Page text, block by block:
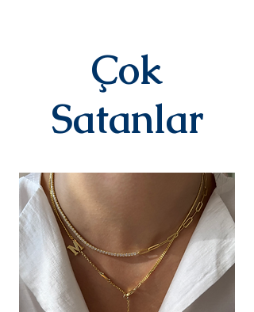
edilir.Kargoya teslim edildiğinde
takip numaranız,anlaşmalı kargo
firmamız olan Yurtiçi Kargo
tarafından size sms olarak iletilir.
DEĞİŞİM&İADE
Kişiye özel
yoktur.Ürünler sipariş üstüne kişiye
özel olarak hazırlanır.Küpe
kategorisindeki ürünlerimiz hijyen
nedeniyle iade alınmamaktadır.
Diğer ürünlerimiz için bizimle 14
gün içinde iletişime geçerek
iade değişim talebinizi
iletebilirsiniz.İade/değişim sürecin
Çok
Satanlar